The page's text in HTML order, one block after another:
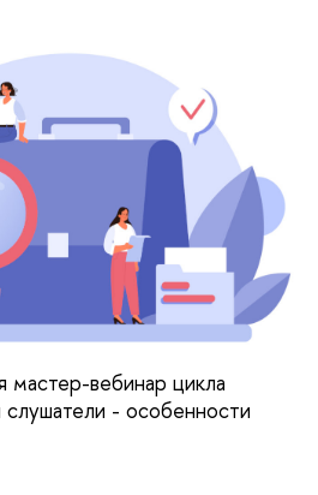
мастер-вебинар цикла
- особенности